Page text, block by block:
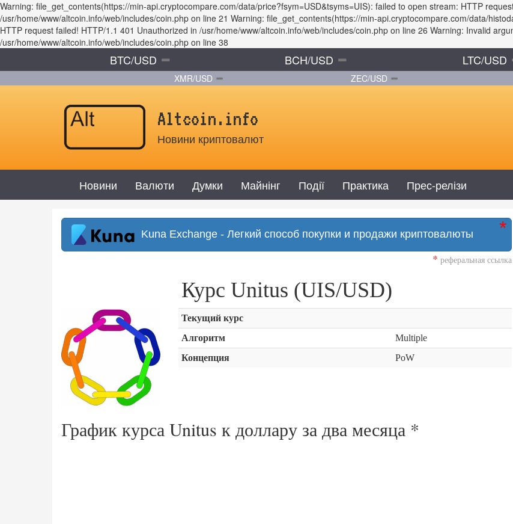
Warning: file_get_contents(https://min-api.cryptocompare.com/data/price?fsym=USD&tsyms=UIS): failed to open stream: HTTP
/usr/home/www/altcoin.info/web/includes/coin.php on line 21 Warning: file_get_contents(https://min-api.cryptocompare.com/data/
HTTP request failed! HTTP/1.1 401 Unauthorized in /usr/home/www/altcoin.info/web/includes/coin.php on line 26 Warning: Invalid
/usr/home/www/altcoin.info/web/includes/coin.php on line 38
BTC/USD BCH/USD LTC/USD
XMR/USD ZEC/USD
Altcoin.info
Новини криптовалют
Новини Валюти Думки Майнінг Події Практика Прес-релізи
Kuna Exchange - Легкий способ покупки и продажи криптовалюты
* реферальная ссылка
Курс Unitus (UIS/USD)
Текущий курс
Алгоритм
Multiple
Концепция
PoW
График курса Unitus к доллару за два месяца *